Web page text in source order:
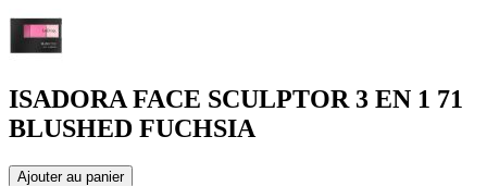
ISADORA FACE SCULPTOR 3 EN 1 71
BLUSHED FUCHSIA
Ajouter au panier